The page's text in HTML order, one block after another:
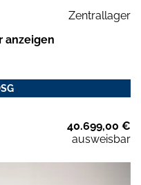
Zentrallager
anzeigen
40.699,00 €
ausweisbar